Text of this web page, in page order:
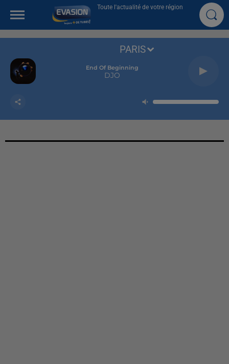
Toute l'actualité de votre région
End Of Beginning
DJO
PARIS